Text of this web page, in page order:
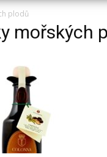
plodů
mořských